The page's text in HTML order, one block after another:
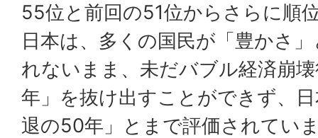
55位と前回の51位からさらに順
日本は、多くの国民が「豊かさ
れないまま、未だバブル経済崩
年」を抜け出すことができず、
退の50年」とまで評価されてい